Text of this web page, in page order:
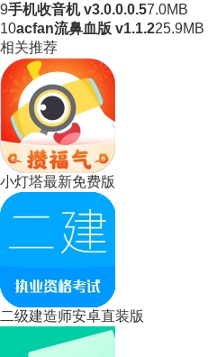
9手机收音机 v3.0.0.0.57.0MB
10acfan流鼻血版 v1.1.225.9MB
相关推荐
小灯塔最新免费版
二级建造师安卓直装版